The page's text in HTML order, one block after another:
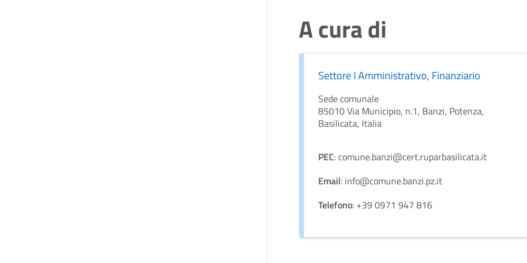
A cura di
Settore I Amministrativo, Finanziario
Sede comunale
85010 Via Municipio, n.1, Banzi, Potenza,
Basilicata, Italia
PEC: comune.banzi@cert.ruparbasilicata.it
Email: info@comune.banzi.pz.it
Telefono: +39 0971 947 816